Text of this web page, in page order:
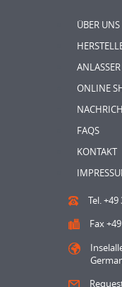
ÜBER UNS
ONLINE
FAQS
KONTAKT
Tel.
Fax